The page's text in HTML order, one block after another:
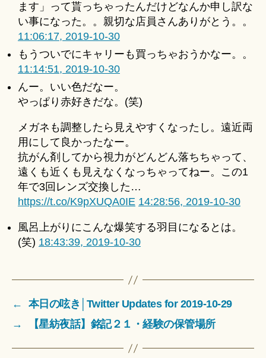
ます」って貰っちゃったんだけどなんか申し訳な
い事になった。。親切な店員さんありがとう。。
11:06:17, 2019-10-30
もうついでにキャリーも買っちゃおうかなー。。
11:14:51, 2019-10-30
んー。いい色だなー。
やっぱり赤好きだな。(笑)
メガネも調整したら見えやすくなったし。遠近両
用にして良かったなー。
抗がん剤してから視力がどんどん落ちちゃって、
遠くも近くも見えなくなっちゃってねー。この1
年で3回レンズ交換した…
https://t.co/K9pXUQA0IE 14:28:56, 2019-10-30
風呂上がりにこんな爆笑する羽目になるとは。
(笑) 18:43:39, 2019-10-30
←
本日の呟き│Twitter Updates for 2019-10-29
→
【星紡夜話】銘記２１・経験の保管場所